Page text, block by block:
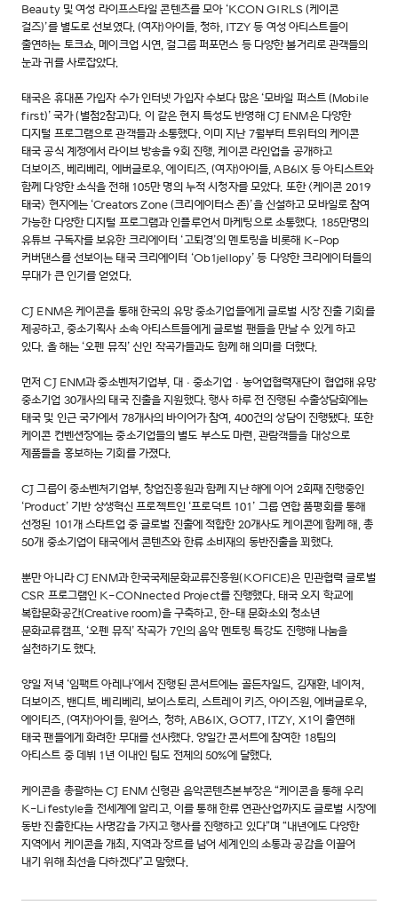
Beauty 및 여성 라이프스타일 콘텐츠를 모아 ‘KCON GIRLS (케이콘
걸즈)’를 별도로 선보였다. (여자)아이들, 청하, ITZY 등 여성 아티스트들이
출연하는 토크쇼, 메이크업 시연, 걸그룹 퍼포먼스 등 다양한 볼거리로 관객들의
눈과 귀를 사로잡았다.
태국은 휴대폰 가입자 수가 인터넷 가입자 수보다 많은 ‘모바일 퍼스트 (Mobile
first)’ 국가 (별첨2참고)다. 이 같은 현지 특성도 반영해 CJ ENM은 다양한
디지털 프로그램으로 관객들과 소통했다. 이미 지난 7월부터 트위터의 케이콘
태국 공식 계정에서 라이브 방송을 9회 진행, 케이콘 라인업을 공개하고
더보이즈, 베리베리, 에버글로우, 에이티즈, (여자)아이들, AB6IX 등 아티스트와
함께 다양한 소식을 전해 105만 명의 누적 시청자를 모았다. 또한 <케이콘 2019
태국> 현지에는 ‘Creators Zone (크리에이터스 존)’을 신설하고 모바일로 참여
가능한 다양한 디지털 프로그램과 인플루언서 마케팅으로 소통했다. 185만명의
유튜브 구독자를 보유한 크리에이터 ‘고퇴경’의 멘토링을 비롯해 K-Pop
커버댄스를 선보이는 태국 크리에이터 ‘Ob1jellopy’ 등 다양한 크리에이터들의
무대가 큰 인기를 얻었다.
CJ ENM은 케이콘을 통해 한국의 유망 중소기업들에게 글로벌 시장 진출 기회를
제공하고, 중소기획사 소속 아티스트들에게 글로벌 팬들을 만날 수 있게 하고
있다. 올 해는 ‘오펜 뮤직’ 신인 작곡가들과도 함께 해 의미를 더했다.
먼저 CJ ENM과 중소벤처기업부, 대ㆍ중소기업ㆍ농어업협력재단이 협업해 유망
중소기업 30개사의 태국 진출을 지원했다. 행사 하루 전 진행된 수출상담회에는
태국 및 인근 국가에서 78개사의 바이어가 참여, 400건의 상담이 진행됐다. 또한
케이콘 컨벤션장에는 중소기업들의 별도 부스도 마련, 관람객들을 대상으로
제품들을 홍보하는 기회를 가졌다.
CJ 그룹이 중소벤처기업부, 창업진흥원과 함께 지난 해에 이어 2회째 진행중인
‘Product’ 기반 상생혁신 프로젝트인 ‘프로덕트 101’ 그룹 연합 품평회를 통해
선정된 101개 스타트업 중 글로벌 진출에 적합한 20개사도 케이콘에 함께 해, 총
50개 중소기업이 태국에서 콘텐츠와 한류 소비재의 동반진출을 꾀했다.
뿐만 아니라 CJ ENM과 한국국제문화교류진흥원(KOFICE)은 민관협력 글로벌
CSR 프로그램인 K-CONnected Project를 진행했다. 태국 오지 학교에
복합문화공간(Creative room)을 구축하고, 한-태 문화소외 청소년
문화교류캠프, ‘오펜 뮤직’ 작곡가 7인의 음악 멘토링 특강도 진행해 나눔을
실천하기도 했다.
양일 저녁 ‘임팩트 아레나’에서 진행된 콘서트에는 골든차일드, 김재환, 네이처,
더보이즈, 밴디트, 베리베리, 보이스토리, 스트레이 키즈, 아이즈원, 에버글로우,
에이티즈, (여자)아이들, 원어스, 청하, AB6IX, GOT7, ITZY, X1이 출연해
태국 팬들에게 화려한 무대를 선사했다. 양일간 콘서트에 참여한 18팀의
아티스트 중 데뷔 1년 이내인 팀도 전체의 50%에 달했다.
케이콘을 총괄하는 CJ ENM 신형관 음악콘텐츠본부장은 “케이콘을 통해 우리
K-Lifestyle을 전세계에 알리고, 이를 통해 한류 연관산업까지도 글로벌 시장에
동반 진출한다는 사명감을 가지고 행사를 진행하고 있다”며 “내년에도 다양한
지역에서 케이콘을 개최, 지역과 장르를 넘어 세계인의 소통과 공감을 이끌어
내기 위해 최선을 다하겠다”고 말했다.